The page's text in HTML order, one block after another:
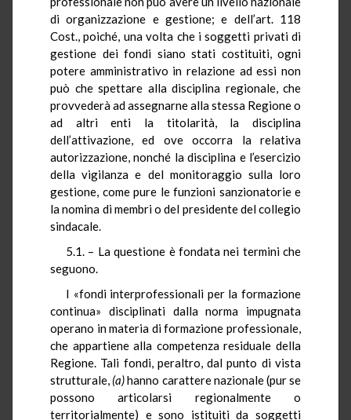
di organizzazione e gestione; e dell’art. 118
Cost., poiché, una volta che i soggetti privati di
gestione dei fondi siano stati costituiti, ogni
potere amministrativo in relazione ad essi non
può che spettare alla disciplina regionale, che
provvederà ad assegnarne alla stessa Regione o
ad altri enti la titolarità, la disciplina
dell’attivazione, ed ove occorra la relativa
autorizzazione, nonché la disciplina e l’esercizio
della vigilanza e del monitoraggio sulla loro
gestione, come pure le funzioni sanzionatorie e
la nomina di membri o del presidente del collegio
sindacale.
5.1. – La questione è fondata nei termini che
seguono.
I «fondi interprofessionali per la formazione
continua» disciplinati dalla norma impugnata
operano in materia di formazione professionale,
che appartiene alla competenza residuale della
Regione. Tali fondi, peraltro, dal punto di vista
strutturale, (a)hanno carattere nazionale (pur se
possono articolarsi regionalmente o
territorialmente) e sono istituiti da soggetti